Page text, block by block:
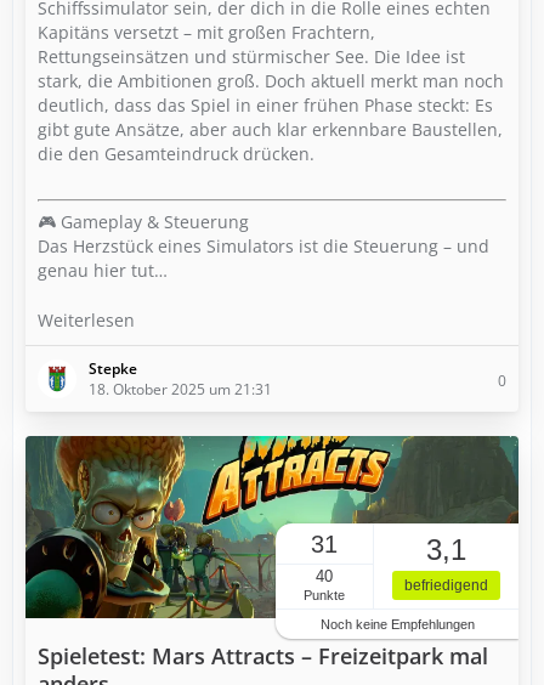
Schiffssimulator sein, der dich in die Rolle eines echten
Kapitäns versetzt – mit großen Frachtern,
Rettungseinsätzen und stürmischer See. Die Idee ist
stark, die Ambitionen groß. Doch aktuell merkt man noch
deutlich, dass das Spiel in einer frühen Phase steckt: Es
gibt gute Ansätze, aber auch klar erkennbare Baustellen,
die den Gesamteindruck drücken.
🎮 Gameplay & Steuerung
Das Herzstück eines Simulators ist die Steuerung – und
genau hier tut…
Weiterlesen
Stepke
18. Oktober 2025 um 21:31
0
31
40
Punkte
3,1
befriedigend
Noch keine Empfehlungen
Spieletest: Mars Attracts – Freizeitpark mal